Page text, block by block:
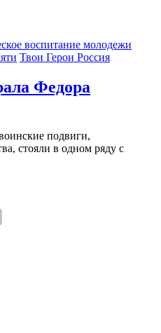
воспитание молодежи
Твои Герои Россия
Федора
подвиги,
стояли в одном ряду с